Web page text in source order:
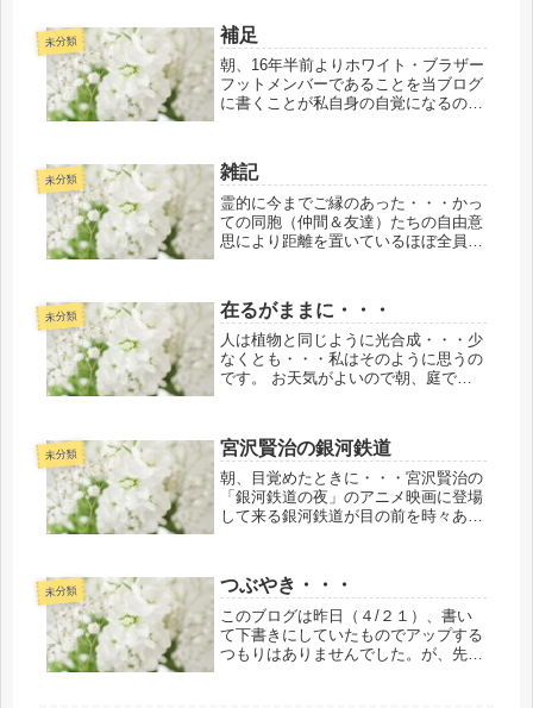
連全てがご神事です。 １６日は良く
も悪くも？の混沌とした渦の中で各自
が選択した...
未分類 補足
朝、16年半前よりホワイト・ブラザー
フットメンバーであることを当ブログ
に書くことが私自身の自覚になるので
してみたのですが上手にアップするこ
とが出来ませんでした（TT; あら...
未分類 雑記
霊的に今までご縁のあった・・・かっ
ての同胞（仲間＆友達）たちの自由意
思により距離を置いているほぼ全員？
年になり毎日のように・・・日毎に、
霊的に涙ながらに「ごめんなさい」と
か「戻...
未分類 在るがままに・・・
人は植物と同じように光合成・・・少
なくとも・・・私はそのように思うの
です。 お天気がよいので朝、庭で
り霊的ガイドのお導きで教えていただ
いた生まれたときから誰にでもそれぞ
れ関...
未分類 宮沢賢治の銀河鉄道
朝、目覚めたときに・・・宮沢賢治の
「銀河鉄道の夜」のアニメ映画に登場
して来る銀河鉄道が目の前を時々ある
ているのがビジョンで視えました。私
はやっぱりどこまでも乗ってゆける銀
河...
未分類 つぶやき・・・
このブログは昨日（４/２１）、書い
て下書きにしていたものでアップする
つもりはありませんでした。が、先ほ